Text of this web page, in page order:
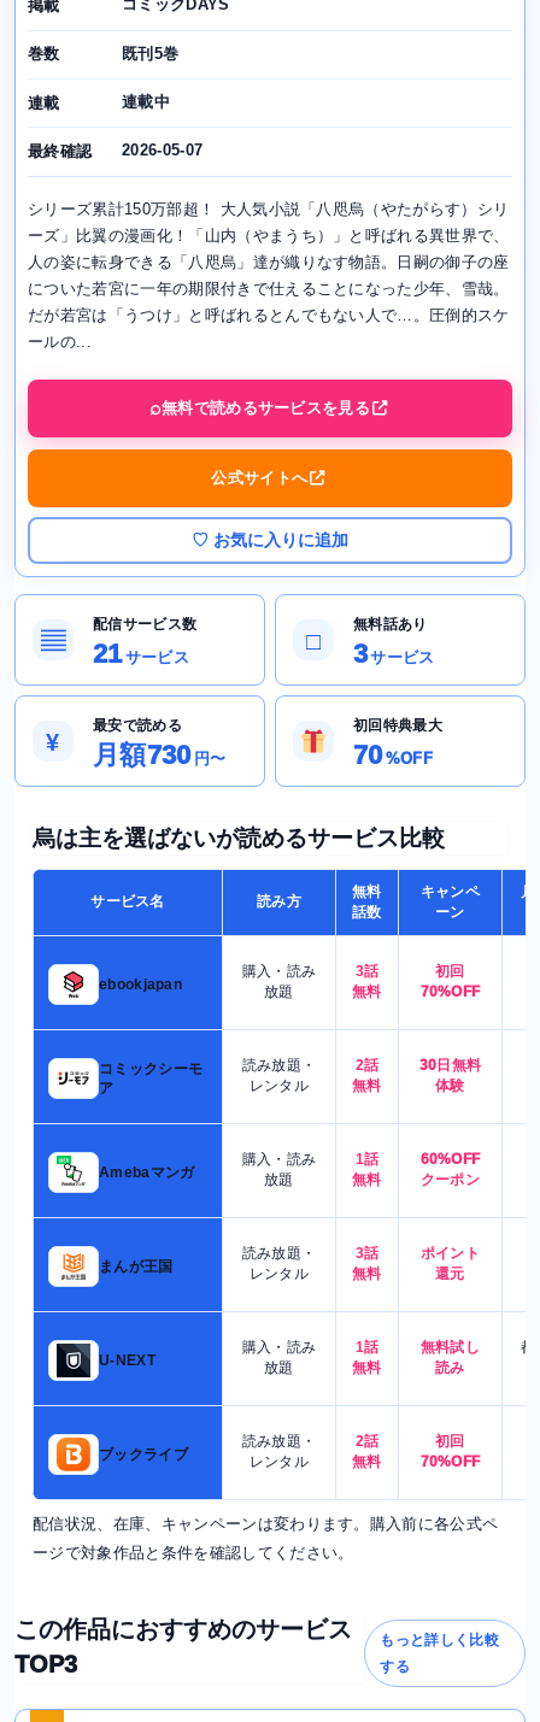
掲載 コミックDAYS
巻数 既刊5巻
連載 連載中
最終確認 2026-05-07
シリーズ累計150万部超！ 大人気小説「八咫烏（やたがらす）シリ
ーズ」比翼の漫画化！「山内（やまうち）」と呼ばれる異世界で、
人の姿に転身できる「八咫烏」達が織りなす物語。日嗣の御子の座
についた若宮に一年の期限付きで仕えることになった少年、雪哉。
だが若宮は「うつけ」と呼ばれるとんでもない人で…。圧倒的スケ
ールの...
無料で読めるサービスを見る
公式サイトへ
♡ お気に入りに追加
▤
配信サービス数
21サービス
□
無料話あり
3サービス
¥
最安で読める
月額730 円〜
初回特典最大
70%OFF
烏は主を選ばないが読めるサービス比較
サービス名 読み方
無料
話数
キャンペ
ーン
月
ebookjapan
購入・読み
放題
3話
無料
初回
70%OFF
コミックシーモ
ア
読み放題・
レンタル
2話
無料
30日無料
体験
Amebaマンガ
購入・読み
放題
1話
無料
60%OFF
クーポン
まんが王国
読み放題・
レンタル
3話
無料
ポイント
還元
U-NEXT
購入・読み
放題
1話
無料
無料試し
読み
都
ブックライブ
読み放題・
レンタル
2話
無料
初回
70%OFF
配信状況、在庫、キャンペーンは変わります。購入前に各公式ペ
ージで対象作品と条件を確認してください。
この作品におすすめのサービス
TOP3
もっと詳しく比較
する